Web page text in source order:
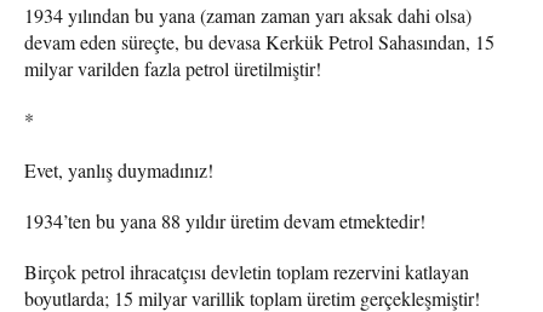
1934 yılından bu yana (zaman zaman yarı aksak dahi olsa)
devam eden süreçte, bu devasa Kerkük Petrol Sahasından, 15
milyar varilden fazla petrol üretilmiştir!
*
Evet, yanlış duymadınız!
1934’ten bu yana 88 yıldır üretim devam etmektedir!
Birçok petrol ihracatçısı devletin toplam rezervini katlayan
boyutlarda; 15 milyar varillik toplam üretim gerçekleşmiştir!